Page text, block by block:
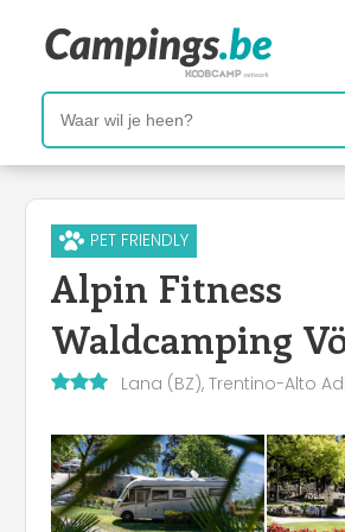
PET FRIENDLY
Alpin Fitness
Waldcamping
Lana (BZ), Trentino-Alto